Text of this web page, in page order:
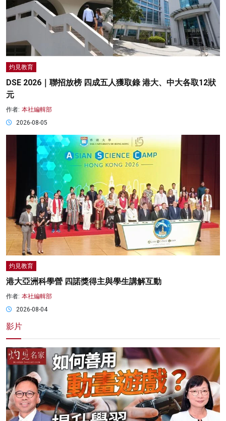
灼見教育
DSE 2026｜聯招放榜 四成五人獲取錄 港大、中大各取12狀
元
作者: 本社編輯部
2026-08-05
灼見教育
港大亞洲科學營 四諾獎得主與學生講解互動
作者: 本社編輯部
2026-08-04
影片